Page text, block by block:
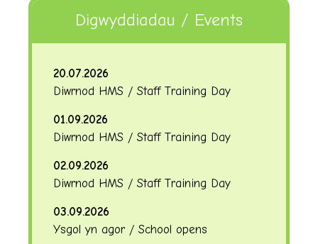
Digwyddiadau / Events
20.07.2026
Diwrnod HMS / Staff Training Day
01.09.2026
Diwrnod HMS / Staff Training Day
02.09.2026
Diwrnod HMS / Staff Training Day
03.09.2026
Ysgol yn agor / School opens